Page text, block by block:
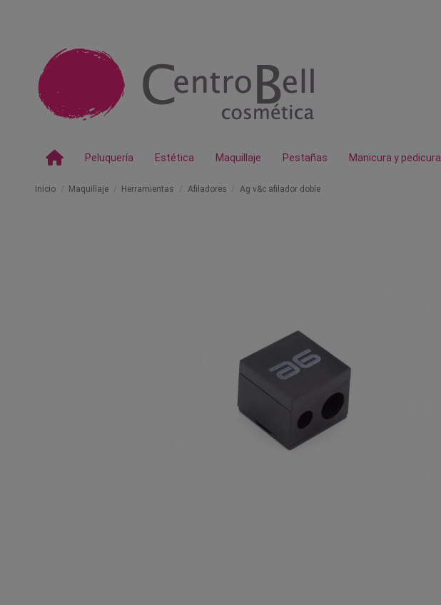
Peluquería Estética Maquillaje Pestañas Manicura y pedicura
Inicio Maquillaje Herramientas Afiladores Ag v&c afilador doble